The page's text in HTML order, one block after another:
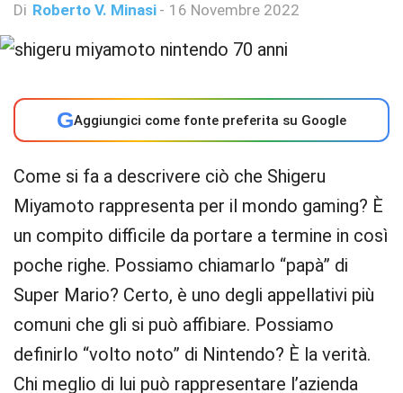
Di Roberto V. Minasi - 16 Novembre 2022
GAggiungici come fonte preferita su Google
Come si fa a descrivere ciò che Shigeru
Miyamoto rappresenta per il mondo gaming? È
un compito difficile da portare a termine in così
poche righe. Possiamo chiamarlo “papà” di
Super Mario? Certo, è uno degli appellativi più
comuni che gli si può affibiare. Possiamo
definirlo “volto noto” di Nintendo? È la verità.
Chi meglio di lui può rappresentare l’azienda